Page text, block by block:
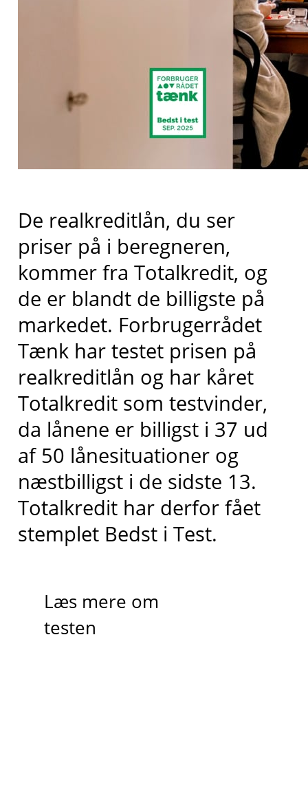
De realkreditlån, du ser
priser på i beregneren,
kommer fra Totalkredit, og
de er blandt de billigste på
markedet. Forbrugerrådet
Tænk har testet prisen på
realkreditlån og har kåret
Totalkredit som testvinder,
da lånene er billigst i 37 ud
af 50 lånesituationer og
næstbilligsti de sidste 13.
Totalkredit har derfor fået
stemplet Bedst i Test.
Læs mere om
testen